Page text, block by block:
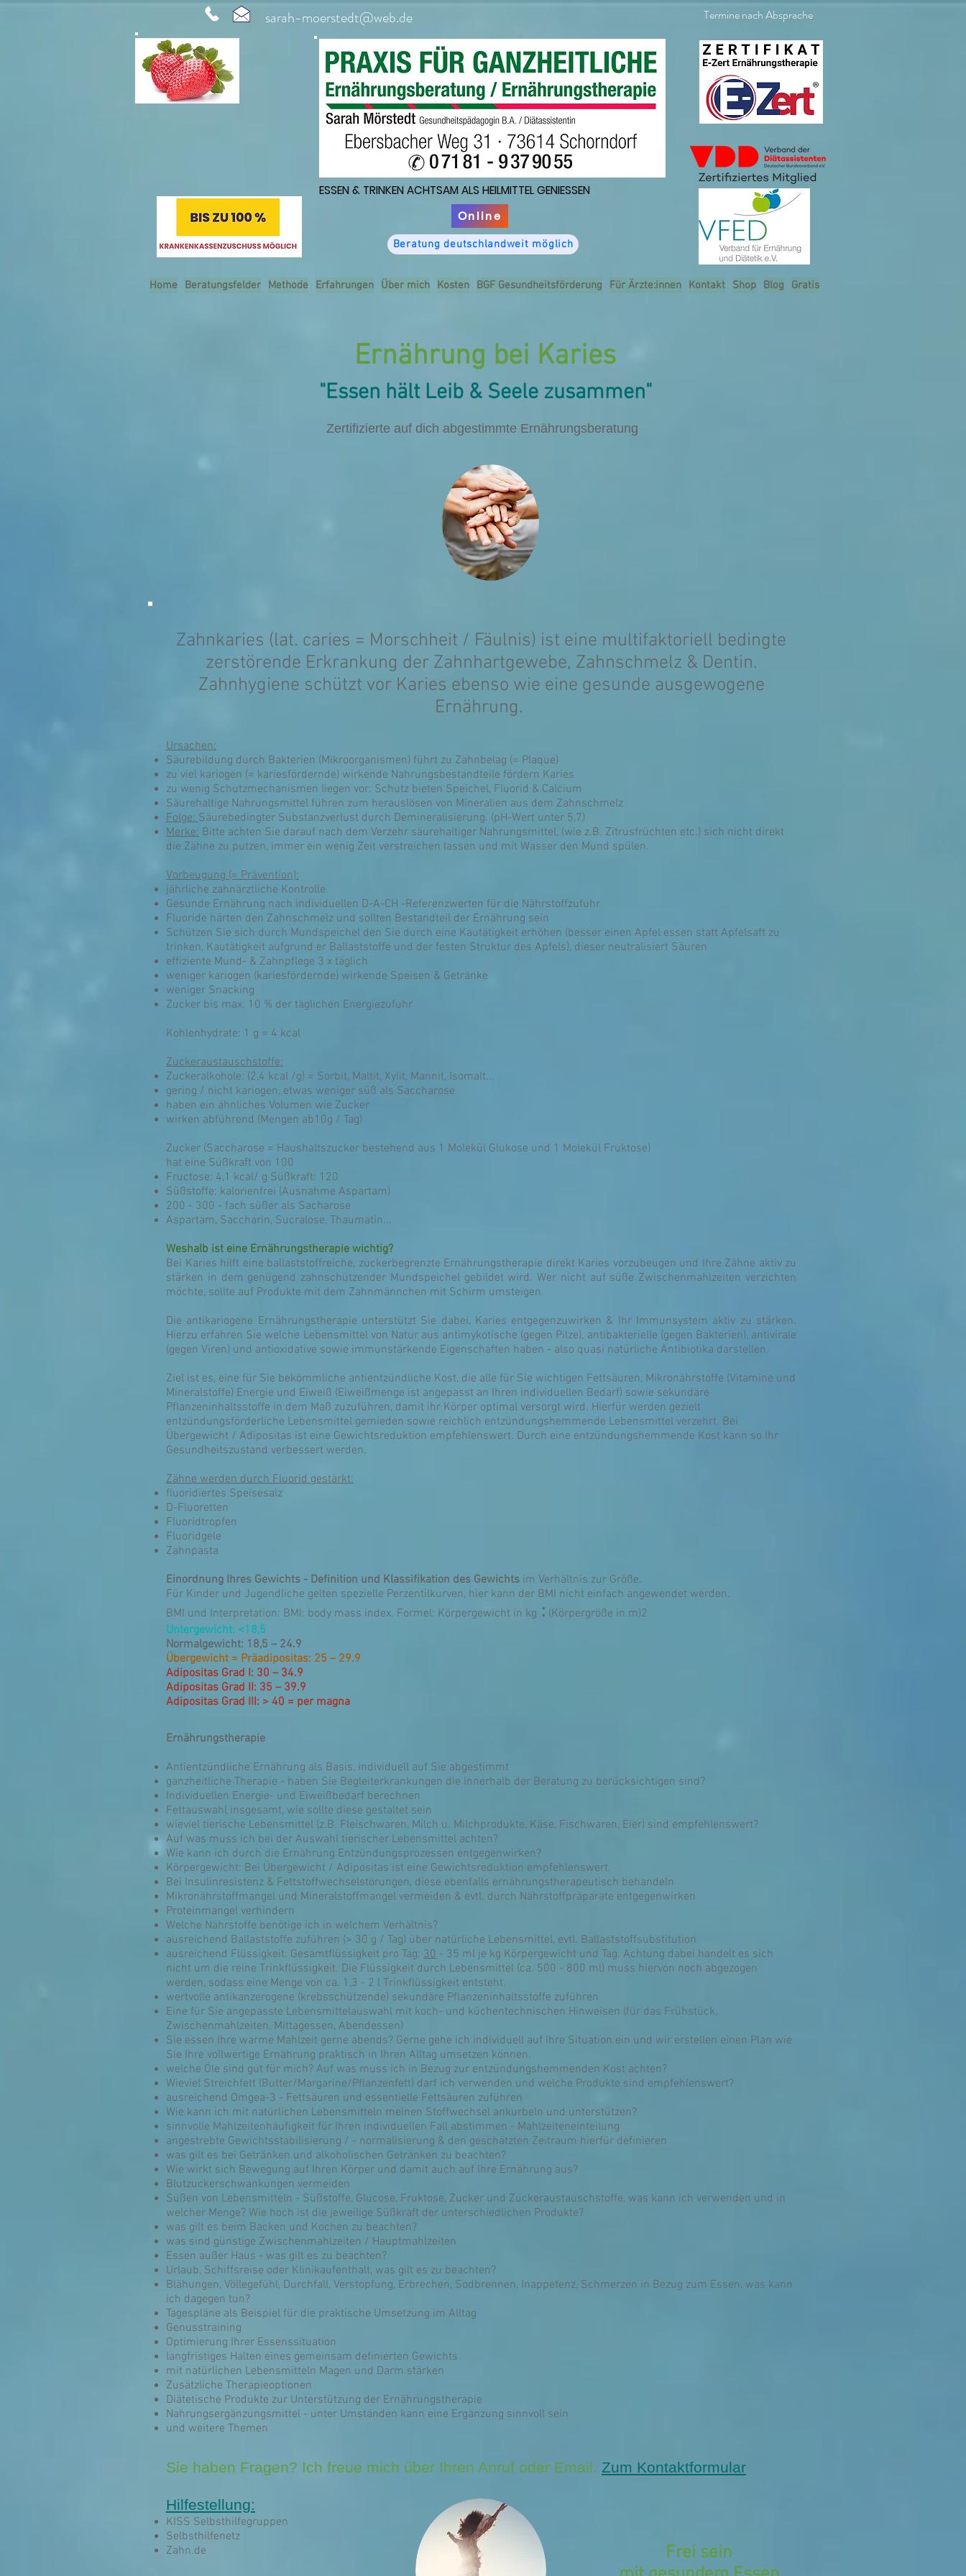
sarah-moerstedt@web.de Termine nach Absprache
ESSEN & TRINKEN ACHTSAM ALS HEILMITTEL GENIESSEN
ESSEN & TRINKEN ACHTSAM ALS HEILMITTEL GENIESSEN
Online
Beratung deutschlandweit möglich
Home Beratungsfelder Methode Erfahrungen Über mich Kosten BGF Gesundheitsförderung Für Ärzte:innen Kontakt Shop Blog Gratis
Ernährung bei Karies
"Essen hält Leib & Seele zusammen"
Zertifizierte auf dich abgestimmte Ernährungsberatung
Zahnkaries (lat. caries = Morschheit / Fäulnis) ist eine multifaktoriell bedingte
zerstörende Erkrankung der Zahnhartgewebe, Zahnschmelz & Dentin.
Zahnhygiene schützt vor Karies ebenso wie eine gesunde ausgewogene
Ernährung.
Ursachen:
Säurebildung durch Bakterien (Mikroorganismen) führt zu Zahnbelag (= Plaque)
zu viel kariogen (= kariesfördernde) wirkende Nahrungsbestandteile fördern Karies
zu wenig Schutzmechanismen liegen vor: Schutz bieten Speichel, Fluorid & Calcium
Säurehaltige Nahrungsmittel führen zum herauslösen von Mineralien aus dem Zahnschmelz
Folge:Säurebedingter Substanzverlust durch Demineralisierung. (pH-Wert unter 5,7)
Merke: Bitte achten Sie darauf nach dem Verzehr säurehaltiger Nahrungsmittel, (wie z.B. Zitrusfrüchten etc.) sich nicht direkt
die Zähne zu putzen, immer ein wenig Zeit verstreichen lassen und mit Wasser den Mund spülen.
Vorbeugung (= Prävention):
jährliche zahnärztliche Kontrolle
Gesunde Ernährung nach individuellen D-A-CH -Referenzwerten für die Nährstoffzufuhr
Fluoride härten den Zahnschmelz und sollten Bestandteil der Ernährung sein
Schützen Sie sich durch Mundspeichel den Sie durch eine Kautätigkeit erhöhen (besser einen Apfel essen statt Apfelsaft zu
trinken, Kautätigkeit aufgrund er Ballaststoffe und der festen Struktur des Apfels), dieser neutralisiert Säuren
effiziente Mund- & Zahnpflege 3 x täglich
weniger kariogen (kariesfördernde) wirkende Speisen & Getränke
weniger Snacking
Zucker bis max. 10 % der täglichen Energiezufuhr
Kohlenhydrate: 1 g = 4 kcal
Zuckeraustauschstoffe:
Zuckeralkohole: (2,4 kcal /g) = Sorbit, Maltit, Xylit, Mannit, Isomalt...
gering / nicht kariogen, etwas weniger süß als Saccharose
haben ein ähnliches Volumen wie Zucker
wirken abführend (Mengen ab10g / Tag)
Zucker (Saccharose = Haushaltszucker bestehend aus 1 Molekül Glukose und 1 Molekül Fruktose)
hat eine Süßkraft von 100
Fructose: 4,1 kcal/ g Süßkraft: 120
Süßstoffe: kalorienfrei (Ausnahme Aspartam)
200 - 300 - fach süßer als Sacharose
Aspartam, Saccharin, Sucralose, Thaumatin...
Weshalb ist eine Ernährungstherapie wichtig?
Bei Karies hilft eine ballaststoffreiche, zuckerbegrenzte Ernährungstherapie direkt Karies vorzubeugen und Ihre Zähne aktiv zu
stärken in dem genügend zahnschützender Mundspeichel gebildet wird. Wer nicht auf süße Zwischenmahlzeiten verzichten
möchte, sollte auf Produkte mit dem Zahnmännchen mit Schirm umsteigen.
Die antikariogene Ernährungstherapie unterstützt Sie dabei, Karies entgegenzuwirken & Ihr Immunsystem aktiv zu stärken.
Hierzu erfahren Sie welche Lebensmittel von Natur aus antimykotische (gegen Pilze), antibakterielle (gegen Bakterien), antivirale
(gegen Viren) und antioxidative sowie immunstärkende Eigenschaften haben - also quasi natürliche Antibiotika darstellen.
Ziel ist es, eine für Sie bekömmliche antientzündliche Kost, die alle für Sie wichtigen Fettsäuren, Mikronährstoffe (Vitamine und
Mineralstoffe) Energie und Eiweiß (Eiweißmenge ist angepasst an Ihren individuellen Bedarf) sowie sekundäre
Pflanzeninhaltsstoffe in dem Maß zuzuführen, damit ihr Körper optimal versorgt wird. Hierfür werden gezielt
entzündungsförderliche Lebensmittel gemieden sowie reichlich entzündungshemmende Lebensmittel verzehrt. Bei
Übergewicht / Adipositas ist eine Gewichtsreduktion empfehlenswert. Durch eine entzündungshemmende Kost kann so Ihr
Gesundheitszustand verbessert werden.
Zähne werden durch Fluorid gestärkt:
fluoridiertes Speisesalz
D-Fluoretten
Fluoridtropfen
Fluoridgele
Zahnpasta
Einordnung Ihres Gewichts - Definition und Klassifikation des Gewichts im Verhältnis zur Größe.
Für Kinder und Jugendliche gelten spezielle Perzentilkurven, hier kann der BMI nicht einfach angewendet werden.
BMI und Interpretation: BMI: body mass index. Formel: Körpergewicht in kg : (Körpergröße in m)2
Untergewicht: <18,5
Normalgewicht: 18,5 – 24.9
Übergewicht = Präadipositas: 25 – 29.9
Adipositas Grad I: 30 – 34.9
Adipositas Grad II: 35 – 39.9
Adipositas Grad III: > 40 = per magna
Ernährungstherapie
Antientzündliche Ernährung als Basis, individuell auf Sie abgestimmt
ganzheitliche Therapie - haben Sie Begleiterkrankungen die innerhalb der Beratung zu berücksichtigen sind?
Individuellen Energie- und Eiweißbedarf berechnen
Fettauswahl insgesamt, wie sollte diese gestaltet sein
wieviel tierische Lebensmittel (z.B. Fleischwaren, Milch u. Milchprodukte, Käse, Fischwaren, Eier) sind empfehlenswert?
Auf was muss ich bei der Auswahl tierischer Lebensmittel achten?
Wie kann ich durch die Ernährung Entzündungsprozessen entgegenwirken?
Körpergewicht: Bei Übergewicht / Adipositas ist eine Gewichtsreduktion empfehlenswert.
Bei Insulinresistenz & Fettstoffwechselstörungen, diese ebenfalls ernährungstherapeutisch behandeln
Mikronährstoffmangel und Mineralstoffmangel vermeiden & evtl. durch Nährstoffpräparate entgegenwirken
Proteinmangel verhindern
Welche Nährstoffe benötige ich in welchem Verhältnis?
ausreichend Ballaststoffe zuführen (> 30 g / Tag) über natürliche Lebensmittel, evtl. Ballaststoffsubstitution
ausreichend Flüssigkeit: Gesamtflüssigkeit pro Tag: 30 - 35 ml je kg Körpergewicht und Tag. Achtung dabei handelt es sich
nicht um die reine Trinkflüssigkeit. Die Flüssigkeit durch Lebensmittel (ca. 500 - 800 ml) muss hiervon noch abgezogen
werden, sodass eine Menge von ca. 1,3 - 2 l Trinkflüssigkeit entsteht.
wertvolle antikanzerogene (krebsschützende) sekundäre Pflanzeninhaltsstoffe zuführen
Eine für Sie angepasste Lebensmittelauswahl mit koch- und küchentechnischen Hinweisen (für das Frühstück,
Zwischenmahlzeiten, Mittagessen, Abendessen)
Sie essen Ihre warme Mahlzeit gerne abends? Gerne gehe ich individuell auf Ihre Situation ein und wir erstellen einen Plan wie
Sie Ihre vollwertige Ernährung praktisch in Ihren Alltag umsetzen können.
welche Öle sind gut für mich? Auf was muss ich in Bezug zur entzündungshemmenden Kost achten?
Wieviel Streichfett (Butter/Margarine/Pflanzenfett) darf ich verwenden und welche Produkte sind empfehlenswert?
ausreichend Omgea-3 - Fettsäuren und essentielle Fettsäuren zuführen
Wie kann ich mit natürlichen Lebensmitteln meinen Stoffwechsel ankurbeln und unterstützen?
sinnvolle Mahlzeitenhäufigkeit für Ihren individuellen Fall abstimmen - Mahlzeiteneinteilung
angestrebte Gewichtsstabilisierung / - normalisierung & den geschätzten Zeitraum hierfür definieren
was gilt es bei Getränken und alkoholischen Getränken zu beachten?
Wie wirkt sich Bewegung auf Ihren Körper und damit auch auf Ihre Ernährung aus?
Blutzuckerschwankungen vermeiden
Süßen von Lebensmitteln - Süßstoffe, Glucose, Fruktose, Zucker und Zuckeraustauschstoffe, was kann ich verwenden und in
welcher Menge? Wie hoch ist die jeweilige Süßkraft der unterschiedlichen Produkte?
was gilt es beim Backen und Kochen zu beachten?
was sind günstige Zwischenmahlzeiten / Hauptmahlzeiten
Essen außer Haus - was gilt es zu beachten?
Urlaub, Schiffsreise oder Klinikaufenthalt, was gilt es zu beachten?
Blähungen, Völlegefühl, Durchfall, Verstopfung, Erbrechen, Sodbrennen, Inappetenz, Schmerzen in Bezug zum Essen, was kann
ich dagegen tun?
Tagespläne als Beispiel für die praktische Umsetzung im Alltag
Genusstraining
Optimierung Ihrer Essenssituation
langfristiges Halten eines gemeinsam definierten Gewichts
mit natürlichen Lebensmitteln Magen und Darm stärken
Zusätzliche Therapieoptionen
Diätetische Produkte zur Unterstützung der Ernährungstherapie
Nahrungsergänzungsmittel - unter Umständen kann eine Ergänzung sinnvoll sein
und weitere Themen
Sie haben Fragen? Ich freue mich über Ihren Anruf oder Email. Zum Kontaktformular
Hilfestellung:
KISS Selbsthilfegruppen
Selbsthilfenetz
Zahn.de
Frei sein